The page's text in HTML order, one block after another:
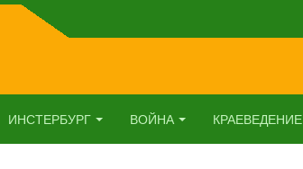
ИНСТЕРБУРГ ВОЙНА КРАЕВЕДЕНИЕ